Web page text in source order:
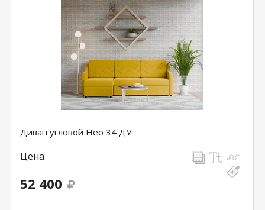
Диван угловой Нео 34 ДУ
Цена
52 400